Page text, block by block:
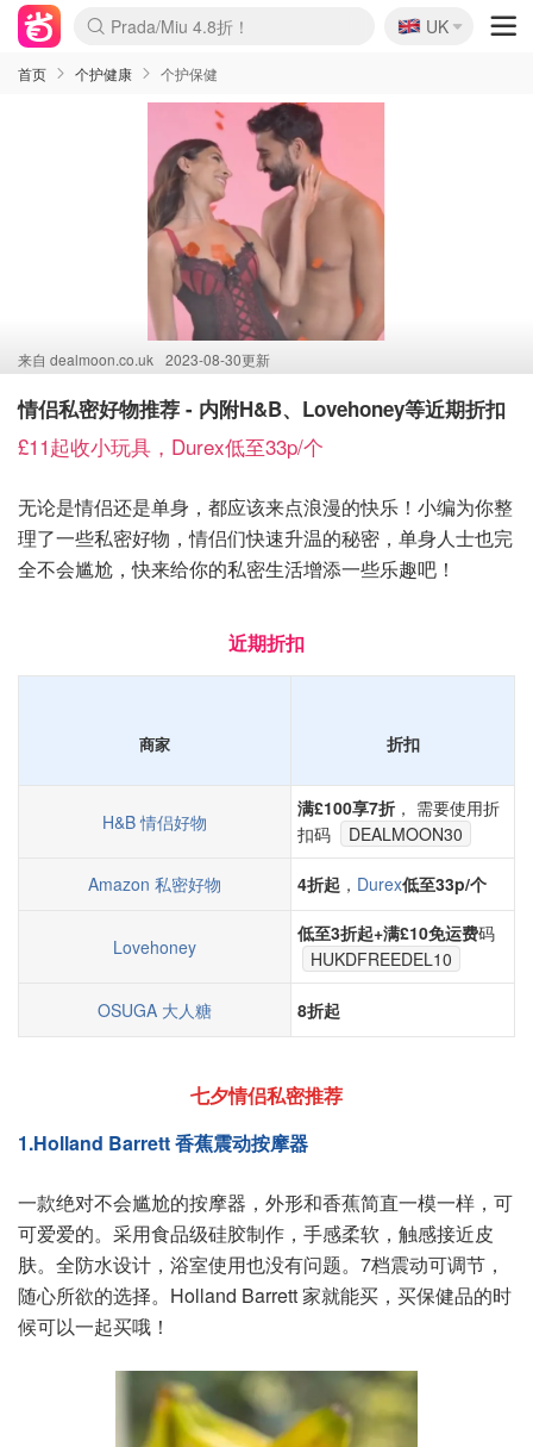
麦卢卡蜂蜜夏促！个位数！
Prada/Miu 4.8折！
啥？必胜客披萨5折！
🇬🇧
UK
首页 个护健康 个护保健
来自 dealmoon.co.uk 2023-08-30更新
情侣私密好物推荐 - 内附H&B、Lovehoney等近期折扣
£11起收小玩具，Durex低至33p/个
无论是情侣还是单身，都应该来点浪漫的快乐！小编为你整
理了一些私密好物，情侣们快速升温的秘密，单身人士也完
全不会尴尬，快来给你的私密生活增添一些乐趣吧！
近期折扣
商家 折扣
H&B 情侣好物
满£100享7折 ， 需要使用折
扣码
DEALMOON30
Amazon 私密好物 4折起 ， Durex低至33p/个
Lovehoney
低至3折起+满£10免运费码
HUKDFREEDEL10
OSUGA 大人糖 8折起
七夕情侣私密推荐
1.Holland Barrett 香蕉震动按摩器
一款绝对不会尴尬的按摩器，外形和香蕉简直一模一样，可
可爱爱的。采用食品级硅胶制作，手感柔软，触感接近皮
肤。全防水设计，浴室使用也没有问题。7档震动可调节，
随心所欲的选择。Holland Barrett 家就能买，买保健品的时
候可以一起买哦！